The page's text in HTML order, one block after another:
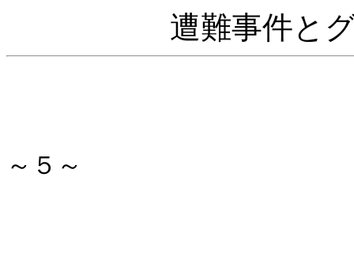
遭難事件と
～５～